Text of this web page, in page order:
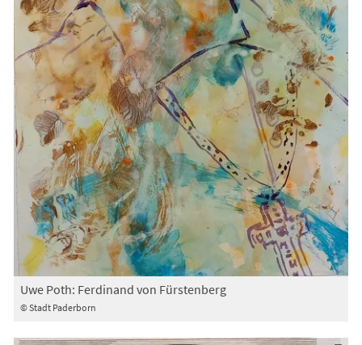
© Stadt Paderborn
Uwe Poth: Ferdinand von Fürstenberg